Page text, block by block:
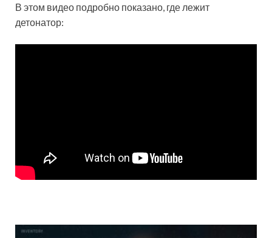
В этом видео подробно показано, где лежит
детонатор: